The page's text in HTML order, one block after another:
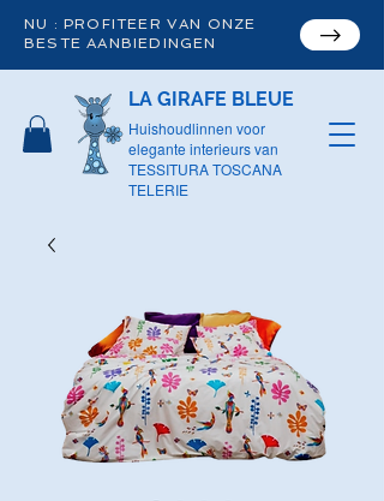
NU : PROFITEER VAN ONZE
BESTE AANBIEDINGEN
LA GIRAFE BLEUE
Huishoudlinnen voor
elegante interieurs van
TESSITURA TOSCANA
TELERIE